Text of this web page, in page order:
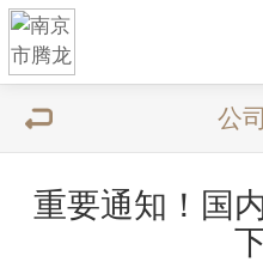
公
重要通知！国